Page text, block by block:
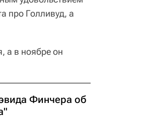
про Голливуд, а
а в ноябре он
Финчера об